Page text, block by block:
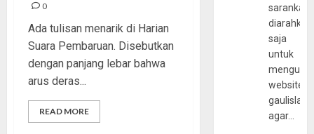
0
Ada tulisan menarik di Harian
Suara Pembaruan. Disebutkan
dengan panjang lebar bahwa
arus deras...
READ MORE
sarankan,
diarahkan
saja
untuk
website
agar…